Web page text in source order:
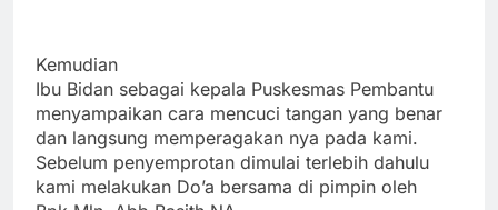
Kemudian
Ibu Bidan sebagai kepala Puskesmas Pembantu
menyampaikan cara mencuci tangan yang benar
dan langsung memperagakan nya pada kami.
Sebelum penyemprotan dimulai terlebih dahulu
kami melakukan Do’a bersama di pimpin oleh